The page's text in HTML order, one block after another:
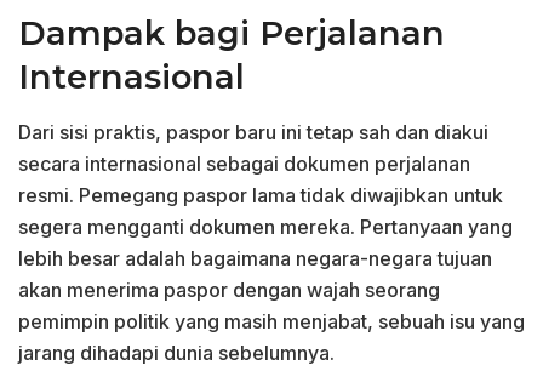
Dampak bagi Perjalanan
Internasional
Dari sisi praktis, paspor baru ini tetap sah dan diakui
secara internasional sebagai dokumen perjalanan
resmi. Pemegang paspor lama tidak diwajibkan untuk
segera mengganti dokumen mereka. Pertanyaan yang
lebih besar adalah bagaimana negara-negara tujuan
akan menerima paspor dengan wajah seorang
pemimpin politik yang masih menjabat, sebuah isu yang
jarang dihadapi dunia sebelumnya.